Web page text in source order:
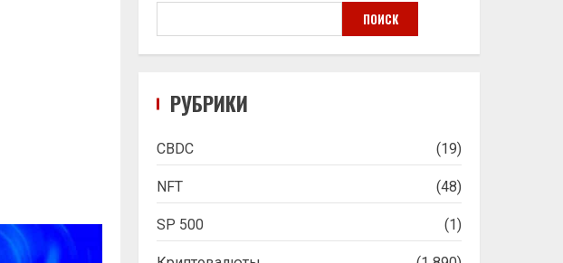
ПОИСК
РУБРИКИ
CBDC (19)
NFT (48)
SP 500 (1)